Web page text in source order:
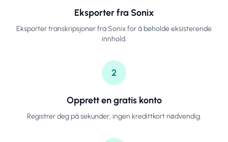
Eksporter fra Sonix
Eksporter transkripsjoner fra Sonix for å beholde eksisterende
innhold.
2
Opprett en gratis konto
Registrer deg på sekunder, ingen kredittkort nødvendig.